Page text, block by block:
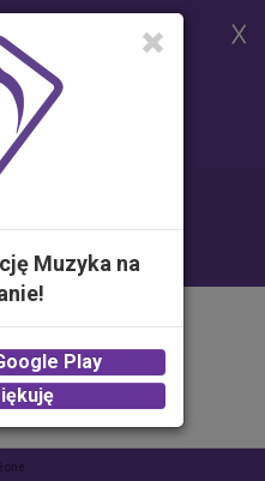
i zgodnie z
Cookies.
warunki
dostępu do
w Twojej
Muzyka na
Play